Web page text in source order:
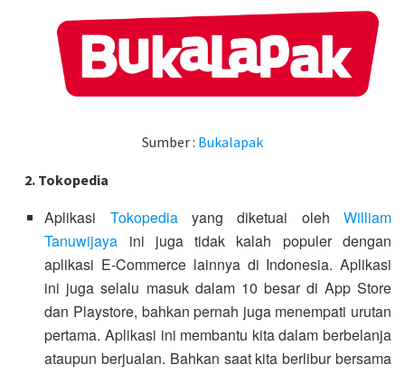
Sumber : Bukalapak
2. Tokopedia
Aplikasi Tokopediayang diketuai oleh William
Tanuwijaya ini juga tidak kalah populer dengan
aplikasi E-Commerce lainnya di Indonesia. Aplikasi
ini juga selalu masuk dalam 10 besar di App Store
dan Playstore, bahkan pernah juga menempati urutan
pertama. Aplikasi ini membantu kita dalam berbelanja
ataupun berjualan. Bahkan saat kita berlibur bersama